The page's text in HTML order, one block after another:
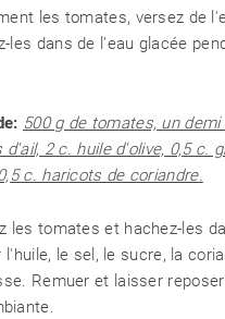
les tomates, versez de
les dans de l'eau glacée
500 g de tomates, un
2 c. huile d'olive, 0,5 c.
c. haricots de coriandre.
les tomates et hachez-les
le sel, le sucre, la
Remuer et laisser